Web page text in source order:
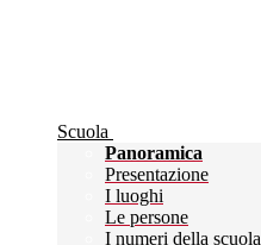
Scuola
Panoramica
Presentazione
I luoghi
Le persone
I numeri della scuola